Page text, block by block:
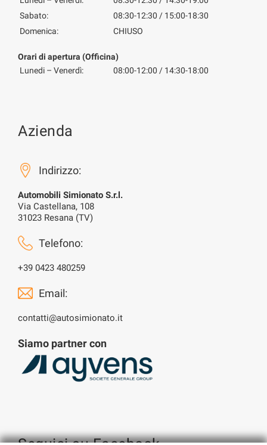
Sabato:
08:30-12:30 / 15:00-18:30
Domenica:
CHIUSO
Orari di apertura (Officina)
Lunedi – Venerdì:
08:00-12:00 / 14:30-18:00
Azienda
Indirizzo:
Automobili Simionato S.r.l.
Via Castellana, 108
31023 Resana (TV)
Telefono:
+39 0423 480259
Email:
contatti@autosimionato.it
Siamo partner con